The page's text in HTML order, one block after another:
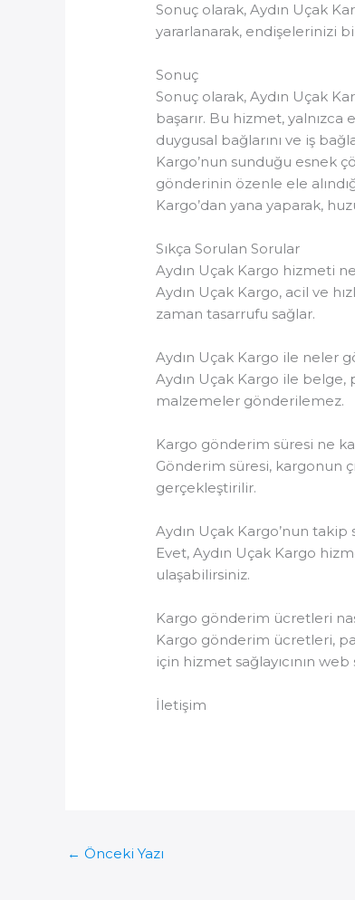
Sonuç olarak, Aydın Uçak
yararlanarak, endişelerinizi
Sonuç
Sonuç olarak, Aydın Uçak
başarır. Bu hizmet,
duygusal bağlarını ve iş
Kargo’nun sunduğu esnek
gönderinin özenle ele
Kargo’dan yana yaparak,
Sıkça Sorulan Sorular
Aydın Uçak Kargo hizmeti
Aydın Uçak Kargo, acil ve
zaman tasarrufu sağlar.
Aydın Uçak Kargo ile neler
Aydın Uçak Kargo ile belge,
malzemeler gönderilemez.
Kargo gönderim süresi ne
Gönderim süresi, kargonun
gerçekleştirilir.
Aydın Uçak Kargo’nun takip
Evet, Aydın Uçak Kargo
ulaşabilirsiniz.
Kargo gönderim ücretleri
Kargo gönderim ücretleri,
için hizmet sağlayıcının
İletişim
← Önceki Yazı